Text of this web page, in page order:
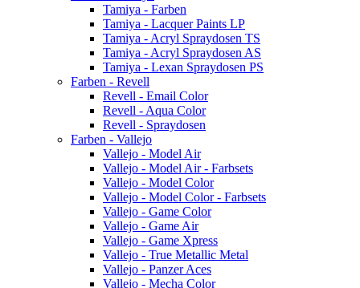
Tamiya - Farben
Tamiya - Lacquer Paints LP
Tamiya - Acryl Spraydosen TS
Tamiya - Acryl Spraydosen AS
Tamiya - Lexan Spraydosen PS
Farben - Revell
Revell - Email Color
Revell - Aqua Color
Revell - Spraydosen
Farben - Vallejo
Vallejo - Model Air
Vallejo - Model Air - Farbsets
Vallejo - Model Color
Vallejo - Model Color - Farbsets
Vallejo - Game Color
Vallejo - Game Air
Vallejo - Game Xpress
Vallejo - True Metallic Metal
Vallejo - Panzer Aces
Vallejo - Mecha Color